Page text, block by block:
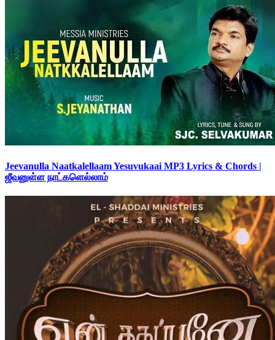
Jeevanulla Naatkalellaam Yesuvukaai MP3 Lyrics & Chords |
ஜீவனுள்ள நாட்களெல்லாம்